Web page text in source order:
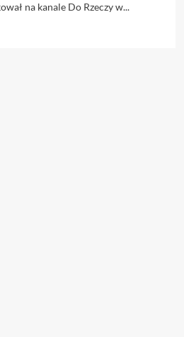
na kanale Do Rzeczy w...